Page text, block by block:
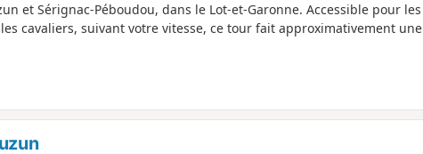
et Sérignac-Péboudou, dans le Lot-et-Garonne. Accessible pour les
cavaliers, suivant votre vitesse, ce tour fait approximativement une